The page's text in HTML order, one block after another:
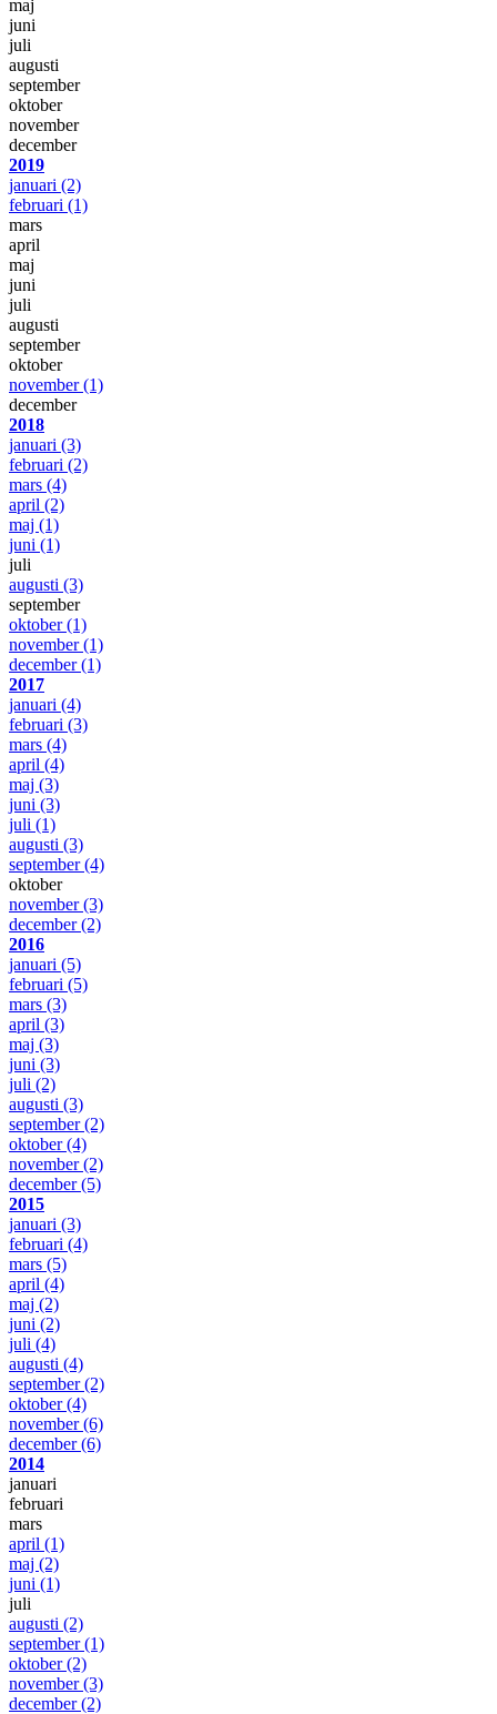
maj
juni
juli
augusti
september
oktober
november
december
2019
januari (2)
februari (1)
mars
april
maj
juni
juli
augusti
september
oktober
november(1)
december
2018
januari (3)
februari (2)
mars (4)
april (2)
maj (1)
juni (1)
juli
augusti (3)
september
oktober(1)
november(1)
december(1)
2017
januari (4)
februari (3)
mars (4)
april (4)
maj (3)
juni (3)
juli (1)
augusti (3)
september(4)
oktober
november(3)
december(2)
2016
januari (5)
februari (5)
mars (3)
april (3)
maj (3)
juni (3)
juli (2)
augusti (3)
september(2)
oktober(4)
november(2)
december(5)
2015
januari (3)
februari (4)
mars (5)
april (4)
maj (2)
juni (2)
juli (4)
augusti (4)
september(2)
oktober(4)
november(6)
december(6)
2014
januari
februari
mars
april (1)
maj (2)
juni (1)
juli
augusti (2)
september(1)
oktober(2)
november(3)
december(2)